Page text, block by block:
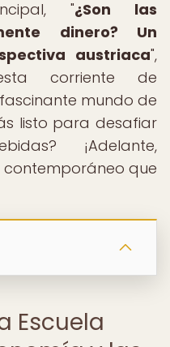
"¿Son las
dinero? Un
austriaca",
corriente de
mundo de
listo para desafiar
¡Adelante,
que
Escuela